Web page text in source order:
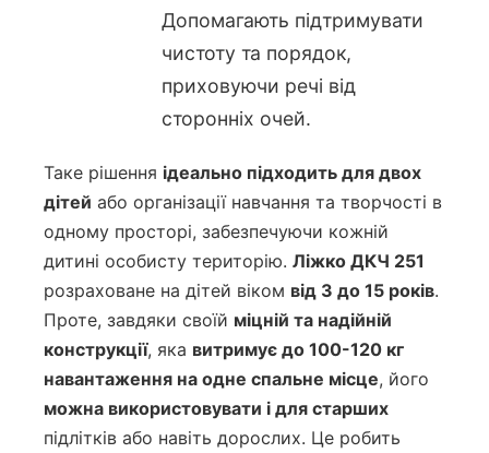
Допомагають підтримувати
чистоту та порядок,
приховуючи речі від
сторонніх очей.
Таке рішення ідеально підходить для двох
дітей або організації навчання та творчості в
одному просторі, забезпечуючи кожній
дитині особисту територію. Ліжко ДКЧ 251
розраховане на дітей віком від 3 до 15 років.
Проте, завдяки своїй міцній та надійній
конструкції, яка витримує до 100-120 кг
навантаження на одне спальне місце, його
можна використовувати і для старших
підлітків або навіть дорослих. Це робить